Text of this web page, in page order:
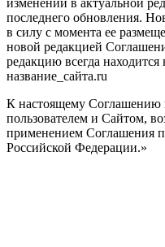
изменений в актуальной
последнего обновления.
в силу с момента ее
новой редакцией
редакцию всегда находится
название_сайта.ru
К настоящему
пользователем и Сайтом,
применением Соглашения
Российской Федерации.»